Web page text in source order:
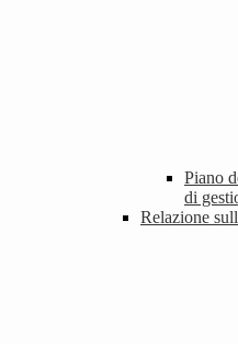
Piano
di
Relazione